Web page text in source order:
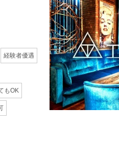
経験者優遇
もOK